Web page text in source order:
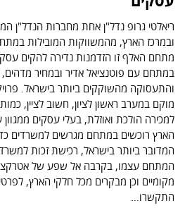
ריאלטי גרופ נדל"ן אחת מחברות הנדל"ן
ובמרכז הארץ, מהמשווקות המובילות
מתחם האלף זו הזדמנות נדירה להקים
במתחם עם פוטנציאל אדיר ובמחיר
והתעסוקה מהשוקקים ביותר בישראל.
מוקם במערב ראשון לציון, חשוב לציין,
למכירה הולכת ואוזלת, בעלי עסקים
הארץ רוכשים במתחם מגרשים למשרדים
המדובר ביותר בישראל, רכישת זכות
המתחם עצמו, בקרבה אל שפע של
מקומיים וכן מבקרים מכל חלקי הארץ,
התקשרו…